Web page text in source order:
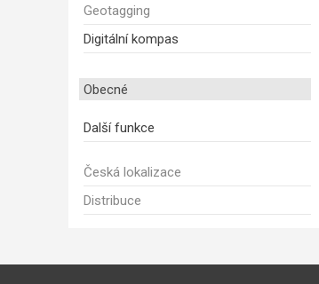
Geotagging
Digitální kompas
Obecné
Další funkce
Česká lokalizace
Distribuce